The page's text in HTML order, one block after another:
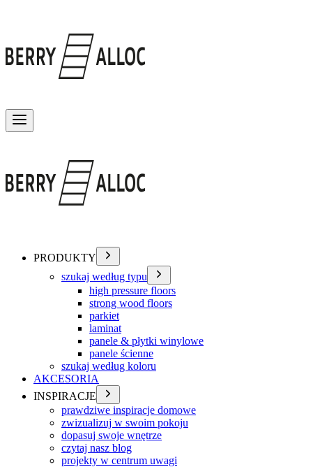
PRODUKTY
szukaj według typu
high pressure floors
strong wood floors
parkiet
laminat
panele & płytki winylowe
panele ścienne
szukaj według koloru
AKCESORIA
INSPIRACJE
prawdziwe inspiracje domowe
zwizualizuj w swoim pokoju
dopasuj swoje wnętrze
czytaj nasz blog
projekty w centrum uwagi